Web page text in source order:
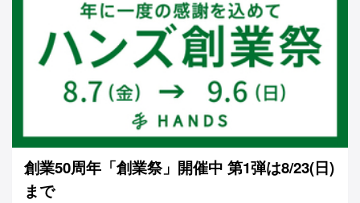
創業50周年「創業祭」開催中 第1弾は8/23(日)
まで